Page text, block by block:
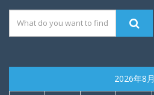
2026年8月